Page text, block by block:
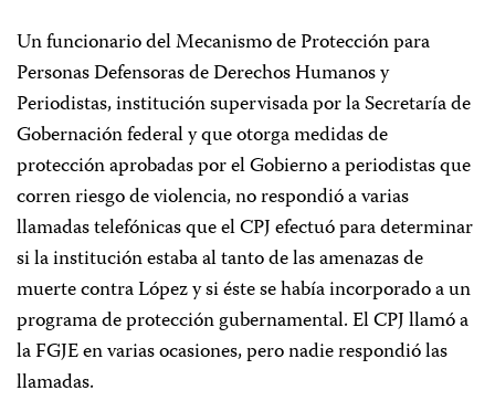
Un funcionario del Mecanismo de Protección para
Personas Defensoras de Derechos Humanos y
Periodistas, institución supervisada por la Secretaría de
Gobernación federal y que otorga medidas de
protección aprobadas por el Gobierno a periodistas que
corren riesgo de violencia, no respondió a varias
llamadas telefónicas que el CPJ efectuó para determinar
si la institución estaba al tanto de las amenazas de
muerte contra López y si éste se había incorporado a un
programa de protección gubernamental. El CPJ llamó a
la FGJE en varias ocasiones, pero nadie respondió las
llamadas.